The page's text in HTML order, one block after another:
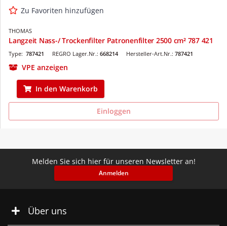
Zu Favoriten hinzufügen
THOMAS
Langzeit Nass-/ Trockenfilter Patronenfilter 2500 cm² 787 421
REGRO Lager.Nr.: 668214
Type: 787421 Hersteller-Art.Nr.: 787421
VPE anzeigen
In den Warenkorb
Einloggen
Melden Sie sich hier für unseren Newsletter an!
Anmelden
Über uns